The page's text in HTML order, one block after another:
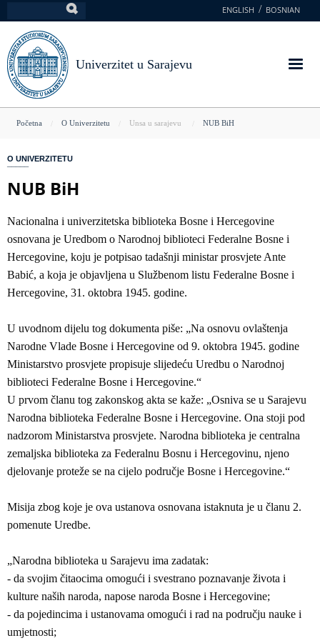
na
glavni
sadržaj
ENGLISH BOSNIAN
Univerzitet u Sarajevu
You
here
Početna O Univerzitetu Unsa u sarajevu NUB BiH
O UNIVERZITETU
NUB BiH
Nacionalna i univerzitetska biblioteka Bosne i Hercegovine
osnovana je Uredbom o Narodnoj biblioteci Federalne Bosne i
Hercegovine, koju je potpisao tadašnji ministar prosvjete Ante
Babić, a koja je objavljena u Službenom listu Federalne Bosne i
Hercegovine, 31. oktobra 1945. godine.
U uvodnom dijelu tog dokumenta piše: „Na osnovu ovlaštenja
Narodne Vlade Bosne i Hercegovine od 9. oktobra 1945. godine
Ministarstvo prosvjete propisuje slijedeću Uredbu o Narodnoj
biblioteci Federalne Bosne i Hercegovine.“
U prvom članu tog zakonskog akta se kaže: „Osniva se u Sarajevu
Narodna biblioteka Federalne Bosne i Hercegovine. Ona stoji pod
nadzorom Ministarstva prosvjete. Narodna biblioteka je centralna
zemaljska biblioteka za Federalnu Bosnu i Hercegovinu, njeno
djelovanje proteže se na cijelo područje Bosne i Hercegovine.“
Misija zbog koje je ova ustanova osnovana istaknuta je u članu 2.
pomenute Uredbe.
„Narodna biblioteka u Sarajevu ima zadatak:
- da svojim čitaocima omogući i svestrano poznavanje života i
kulture naših naroda, napose naroda Bosne i Hercegovine;
- da pojedincima i ustanovama omogući i rad na području nauke i
umjetnosti;